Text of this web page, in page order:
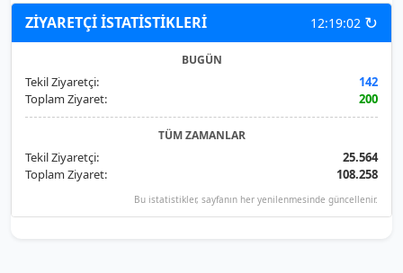
ZİYARETÇİ İSTATİSTİKLERİ 12:19:02 ↻
BUGÜN
Tekil Ziyaretçi:
142
Toplam Ziyaret:
200
TÜM ZAMANLAR
Tekil Ziyaretçi:
25.564
Toplam Ziyaret:
108.258
Bu istatistikler, sayfanın her yenilenmesinde güncellenir.